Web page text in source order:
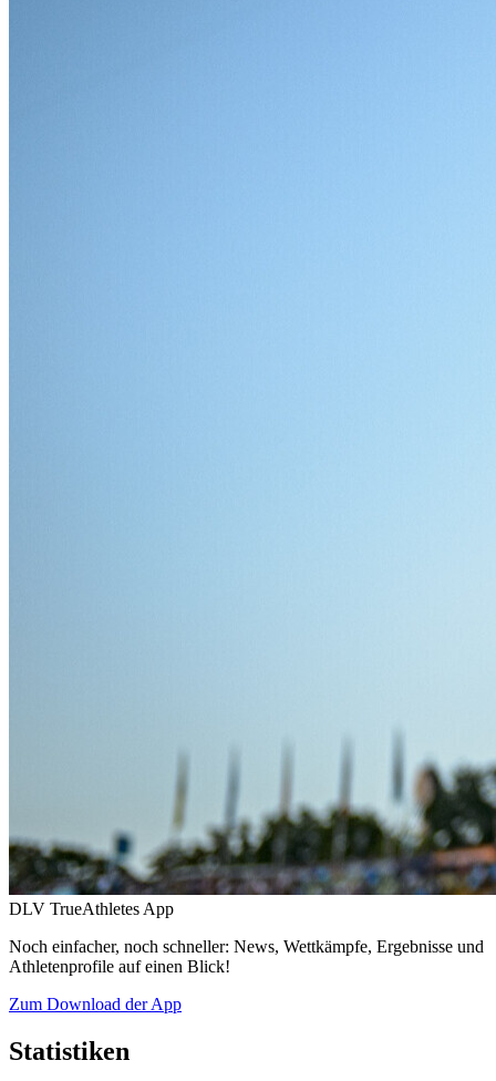
DLV TrueAthletes App
Noch einfacher, noch schneller: News, Wettkämpfe, Ergebnisse und
Athletenprofile auf einen Blick!
Zum Download der App
Statistiken